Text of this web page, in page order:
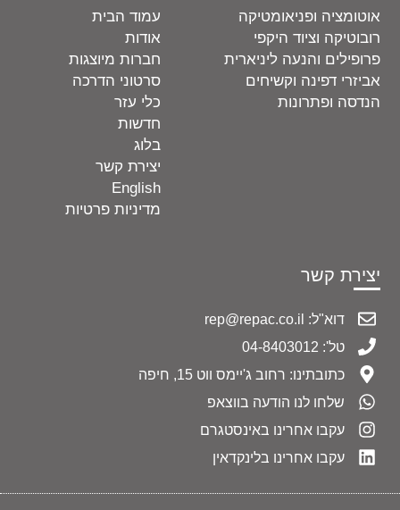
עמוד הבית
אודות
חברות מיוצגות
סרטוני הדרכה
כלי עזר
חדשות
בלוג
יצירת קשר
English
מדיניות פרטיות
אוטומציה ופניאומטיקה
רובוטיקה וציוד היקפי
פרופילים והנעה ליניארית
אביזרי דפינה וקשיחים
הנדסה ופתרונות
יצירת קשר
דוא"ל: rep@repac.co.il
טל': 04-8403012
כתובתינו: רחוב ג'יימס ווט 15, חיפה
שלחו לנו הודעה בווצאפ
עקבו אחרינו באינסטגרם
עקבו אחרינו בלינקדאין